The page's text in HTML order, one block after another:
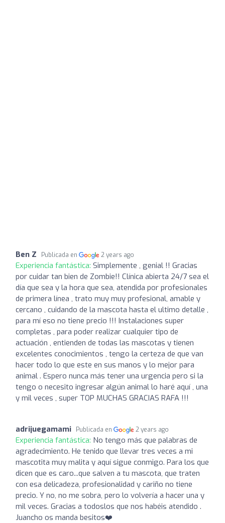
Ben Z Publicada en 2 years ago
Experiencia fantástica: Simplemente , genial !! Gracias
por cuidar tan bien de Zombie!! Clínica abierta 24/7 sea el
día que sea y la hora que sea, atendida por profesionales
de primera línea , trato muy muy profesional, amable y
cercano , cuidando de la mascota hasta el ultimo detalle ,
para mí eso no tiene precio !!! Instalaciones super
completas , para poder realizar cualquier tipo de
actuación , entienden de todas las mascotas y tienen
excelentes conocimientos , tengo la certeza de que van
hacer todo lo que este en sus manos y lo mejor para
animal . Espero nunca más tener una urgencia pero si la
tengo o necesito ingresar algún animal lo haré aquí , una
y mil veces , super TOP MUCHAS GRACIAS RAFA !!!
adrijuegamami Publicada en 2 years ago
Experiencia fantástica: No tengo más que palabras de
agradecimiento. He tenido que llevar tres veces a mi
mascotita muy malita y aquí sigue conmigo. Para los que
dicen que es caro...que salven a tu mascota, que traten
con esa delicadeza, profesionalidad y cariño no tiene
precio. Y no, no me sobra, pero lo volvería a hacer una y
mil veces. Gracias a todoslos que nos habéis atendido .
Juancho os manda besitos❤️